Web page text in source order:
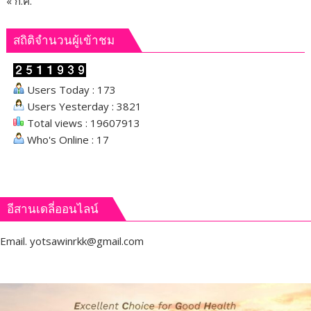
สถิติจำนวนผู้เข้าชม
Users Today : 173
Users Yesterday : 3821
Total views : 19607913
Who's Online : 17
อีสานเดลี่ออนไลน์
Email. yotsawinrkk@gmail.com